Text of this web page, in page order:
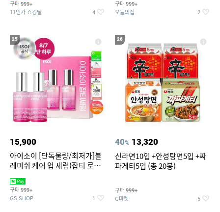
구매 999+
11번가 쇼킹딜 4
구매 999+
오늘의집 2
25
15,900
아이소이 [단독물량/최저가]블
레미쉬 케어 업 세럼(잡티 로즈
2027-04-24)
구매 999+
GS SHOP 1
26
40% 13,320
신라면10입 +안성탕면5입 +짜
파게티5입 (총 20봉)
구매 999+
G마켓 5